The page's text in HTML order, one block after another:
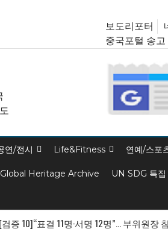
보도리포터
중국포털 송고
연/전시 Life&Fitness 연예/스포
Global Heritage Archive UN SDG 특집
[검증 10]“표결 11명·서명 12명”… 부위원